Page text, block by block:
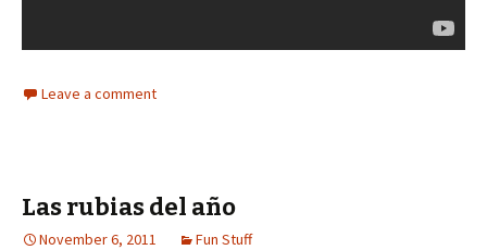
Leave a comment
Las rubias del año
November 6, 2011 Fun Stuff